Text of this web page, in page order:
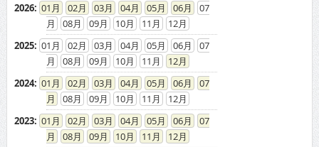
2026: 01 02 03 04 05 06
07
08
09 10 11
12
2025: 01 02 03 04 05 06
07
08
09 10 11
12
2024: 01 02 03 04 05 06
07
08
09 10 11
12
2023: 01 02 03 04 05 06
07
08
09 10 11
12